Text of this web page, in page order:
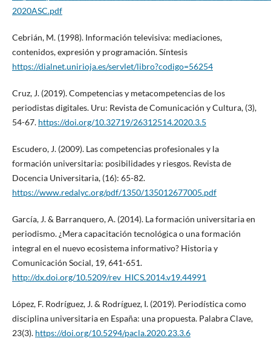
2020ASC.pdf
Cebrián, M. (1998). Información televisiva: mediaciones,
contenidos, expresión y programación. Síntesis
https://dialnet.unirioja.es/servlet/libro?codigo=56254
Cruz, J. (2019). Competencias y metacompetencias de los
periodistas digitales. Uru: Revista de Comunicación y Cultura, (3),
54-67. https://doi.org/10.32719/26312514.2020.3.5
Escudero, J. (2009). Las competencias profesionales y la
formación universitaria: posibilidades y riesgos. Revista de
Docencia Universitaria, (16): 65-82.
https://www.redalyc.org/pdf/1350/135012677005.pdf
García, J. & Barranquero, A. (2014). La formación universitaria en
periodismo. ¿Mera capacitación tecnológica o una formación
integral en el nuevo ecosistema informativo? Historia y
Comunicación Social, 19, 641-651.
http://dx.doi.org/10.5209/rev_HICS.2014.v19.44991
López, F. Rodríguez, J. & Rodríguez, I. (2019). Periodística como
disciplina universitaria en España: una propuesta. Palabra Clave,
23(3). https://doi.org/10.5294/pacla.2020.23.3.6